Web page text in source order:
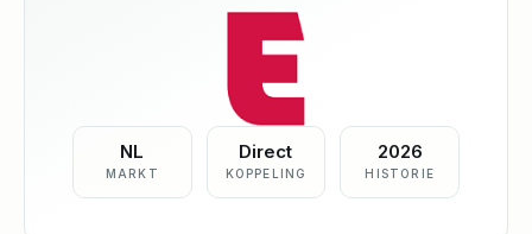
NL
MARKT
Direct
KOPPELING
2026
HISTORIE